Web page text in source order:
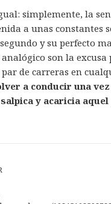
simplemente, la
a unas constantes
y su perfecto
son la excusa
de carreras en
a conducir una vez
y acaricia aquel